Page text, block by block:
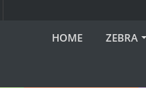
HOME ZEBRA